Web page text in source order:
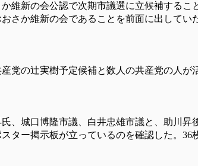
維新の会公認で次期市議選に立候補する
さか維新の会であることを前面に出してい
党の辻実樹予定候補と数人の共産党の人
、城口博隆市議、白井忠雄市議と、助川
ター掲示板が立っているのを確認した。36